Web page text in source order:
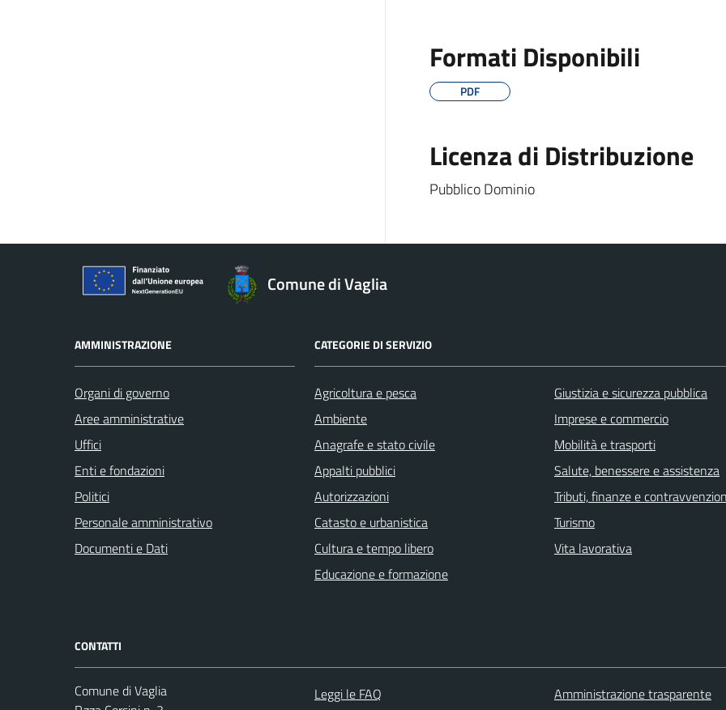
Formati Disponibili
PDF
Licenza di Distribuzione
Pubblico Dominio
Comune di Vaglia
AMMINISTRAZIONE
Organi di governo
Aree amministrative
Uffici
Enti e fondazioni
Politici
Personale amministrativo
Documenti e Dati
CATEGORIE DI SERVIZIO
Agricoltura e pesca
Ambiente
Anagrafe e stato civile
Appalti pubblici
Autorizzazioni
Catasto e urbanistica
Cultura e tempo libero
Educazione e formazione
Giustizia e sicurezza pubblica
Imprese e commercio
Mobilità e trasporti
Salute, benessere e assistenza
Tributi, finanze e
Turismo
Vita lavorativa
CONTATTI
Comune di Vaglia
Leggi le FAQ Amministrazione trasparente